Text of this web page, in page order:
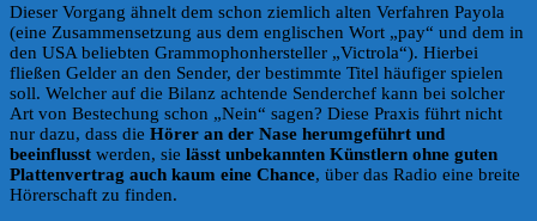
Dieser Vorgang ähnelt dem schon ziemlich alten Verfahren Payola
(eine Zusammensetzung aus dem englischen Wort „pay“ und dem in
den USA beliebten Grammophonhersteller „Victrola“). Hierbei
fließen Gelder an den Sender, der bestimmte Titel häufiger spielen
soll. Welcher auf die Bilanz achtende Senderchef kann bei solcher
Art von Bestechung schon „Nein“ sagen? Diese Praxis führt nicht
nur dazu, dass die Hörer an der Nase herumgeführt und
beeinflusst werden, sie lässt unbekannten Künstlern ohne guten
Plattenvertrag auch kaum eine Chance, über das Radio eine breite
Hörerschaft zu finden.